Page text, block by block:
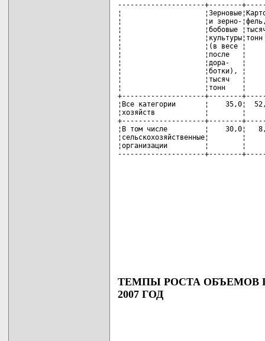
---------------------+--------
¦                    ¦Зерновые¦Карто-
¦                    ¦и зерно-¦фель,
¦                    ¦бобовые ¦тысяч
¦                    ¦культуры¦тонн
¦                    ¦(в весе ¦
¦                    ¦после   ¦
¦                    ¦дора-   ¦
¦                    ¦ботки), ¦
¦                    ¦тысяч   ¦
¦                    ¦тонн    ¦
+--------------------+--------
¦Все категории       ¦    35,0¦
¦хозяйств            ¦
+--------------------+--------
¦В том числе         ¦    30,0¦
¦сельскохозяйственные¦
¦организации         ¦
---------------------+--------
ТЕМПЫ РОСТА ОБЪЕМОВ
2007 ГОД